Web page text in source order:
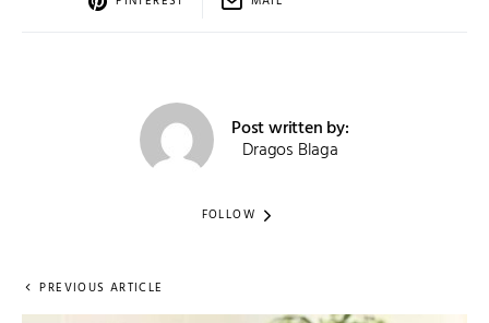
Post written by:
Dragos Blaga
FOLLOW
PREVIOUS ARTICLE